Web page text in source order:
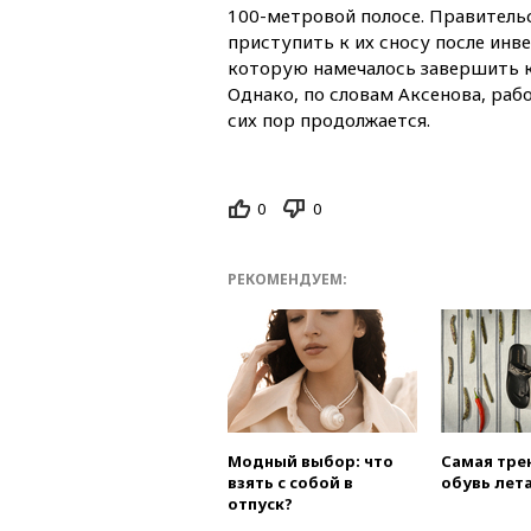
100-метровой полосе.
приступить к их сносу после
которую намечалось завершить
Однако, по словам Аксенова,
сих пор продолжается.
0 0
РЕКОМЕНДУЕМ:
Модный выбор: что
взять с собой в
отпуск?
Самая
обувь